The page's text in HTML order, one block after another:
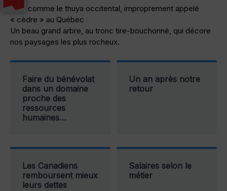
Tout comme le thuya occitental, improprement appelé
« cèdre » au Québec
Un beau grand arbre, au tronc tire-bouchonné, qui décore
nos paysages les plus rocheux.
Faire du bénévolat
dans un domaine
proche des
ressources
humaines…
Un an après notre
retour
Les Canadiens
remboursent mieux
leurs dettes
Salaires selon le
métier